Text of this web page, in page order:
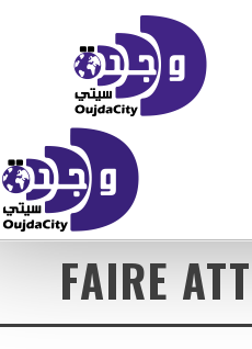
FAIRE